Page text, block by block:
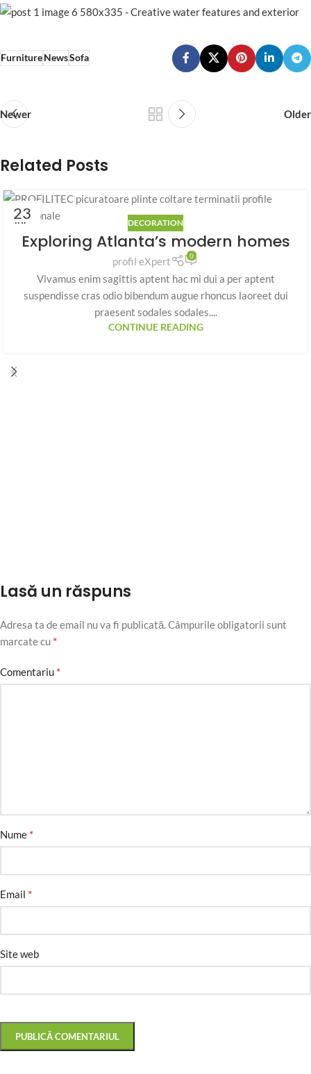
FurnitureNewsSofa
Newer Older
Related Posts
23
IUL. DECORATION
Exploring Atlanta’s modern homes
profil eXpert 0
Vivamus enim sagittis aptent hac mi dui a per aptent
suspendisse cras odio bibendum augue rhoncus laoreet dui
praesent sodales sodales....
CONTINUE READING
Lasă un răspuns
Adresa ta de email nu va fi publicată.Câmpurile obligatorii sunt
marcate cu *
Comentariu *
Nume *
Email *
Site web